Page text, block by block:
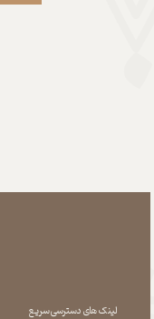
لینک های دسترسی سریع